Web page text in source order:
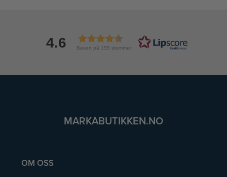
4.6 Basert på 155 stemmer
MARKABUTIKKEN.NO
OM OSS